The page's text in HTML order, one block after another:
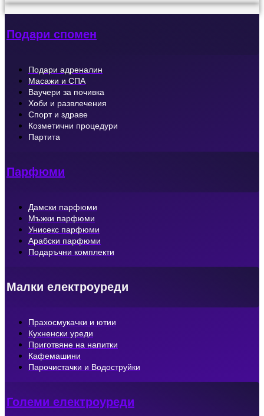
Подари спомен
Подари адреналин
Масажи и СПА
Ваучери за почивка
Хоби и развлечения
Спорт и здраве
Козметични процедури
Партита
Парфюми
Дамски парфюми
Мъжки парфюми
Унисекс парфюми
Арабски парфюми
Подаръчни комплекти
Малки електроуреди
Прахосмукачки и ютии
Кухненски уреди
Приготвяне на напитки
Кафемашини
Парочистачки и Водоструйки
Големи електроуреди